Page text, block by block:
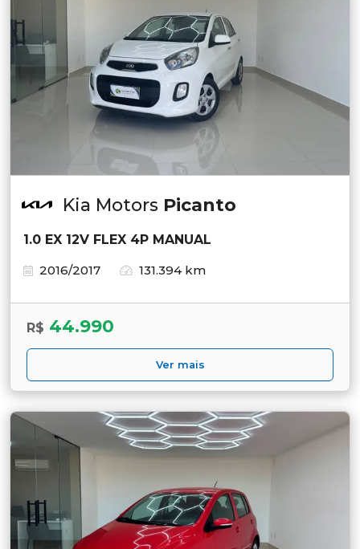
Kia Motors Picanto
1.0 EX 12V FLEX 4P MANUAL
2016/2017
131.394 km
R$ 44.990
Ver mais